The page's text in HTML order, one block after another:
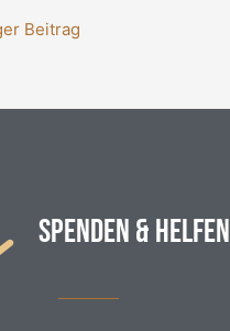
Beitrag
SPENDEN & HELFEN